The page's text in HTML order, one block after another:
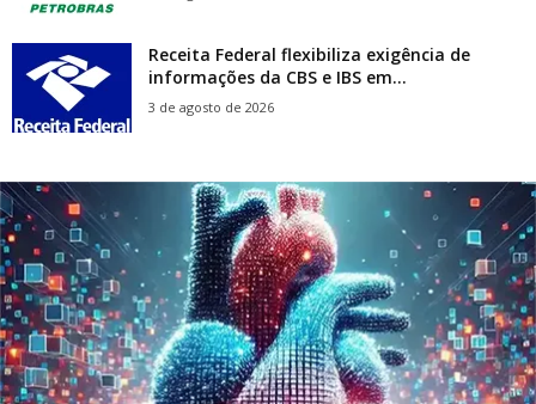
Receita Federal flexibiliza exigência de
informações da CBS e IBS em...
3 de agosto de 2026